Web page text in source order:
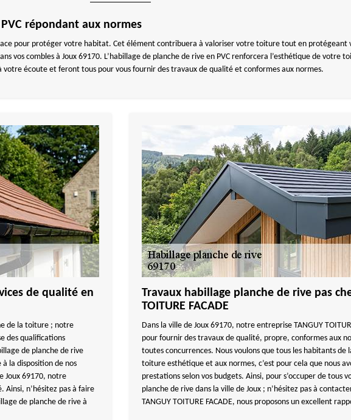
répondant aux normes
pour protéger votre habitat. Cet élément contribuera à valoriser votre toiture tout en protégeant
vos combles à Joux 69170. L’habillage de planche de rive en PVC renforcera l’esthétique de votre
écoute et feront tous pour vous fournir des travaux de qualité et conformes aux normes.
de qualité en
de la toiture ; notre
des qualifications
de planche de rive
la disposition de nos
Joux 69170, notre
n’hésitez pas à faire
de planche de rive à
Travaux habillage planche de rive pas
TOITURE FACADE
Dans la ville de Joux 69170, notre entreprise TANGUY
pour fournir des travaux de qualité, propre, conformes aux
toutes concurrences. Nous voulons que tous les habitants de
toiture esthétique et aux normes, c’est pour cela que nous
prestations selon vos budgets. Ainsi, pour s’occuper de tous
planche de rive dans la ville de Joux ; n’hésitez pas à
TANGUY TOITURE FACADE, nous proposons un excellent